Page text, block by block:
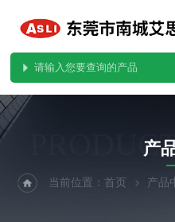
产
当前位置：首页 产品